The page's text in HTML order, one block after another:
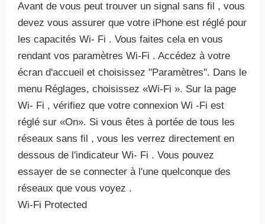
Avant de vous peut trouver un signal sans fil , vous
devez vous assurer que votre iPhone est réglé pour
les capacités Wi- Fi . Vous faites cela en vous
rendant vos paramètres Wi-Fi . Accédez à votre
écran d'accueil et choisissez "Paramètres". Dans le
menu Réglages, choisissez «Wi-Fi ». Sur la page
Wi- Fi , vérifiez que votre connexion Wi -Fi est
réglé sur «On». Si vous êtes à portée de tous les
réseaux sans fil , vous les verrez directement en
dessous de l'indicateur Wi- Fi . Vous pouvez
essayer de se connecter à l'une quelconque des
réseaux que vous voyez .
Wi-Fi Protected